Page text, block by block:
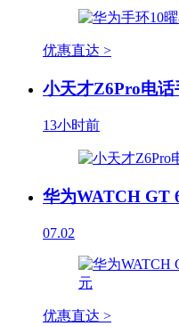
优惠直达 >
小天才Z6Pro电
13小时前
华为WATCH GT
07.02
优惠直达 >